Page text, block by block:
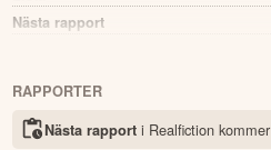
Nästa rapport
Status
RAPPORTER
Nästa rapport i Realfiction kommer